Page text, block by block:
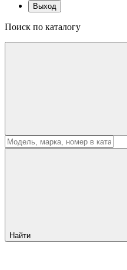
Выход
Поиск по каталогу
Найти